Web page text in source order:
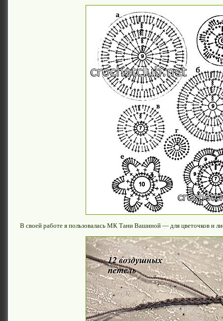
В своей работе я пользовалась МК Тани Вашиной — для цветочков и